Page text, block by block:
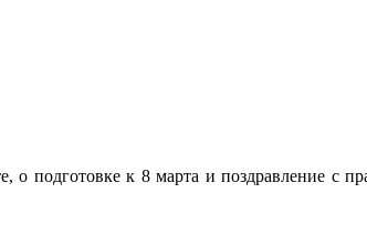
подготовке к 8 марта и поздравление с